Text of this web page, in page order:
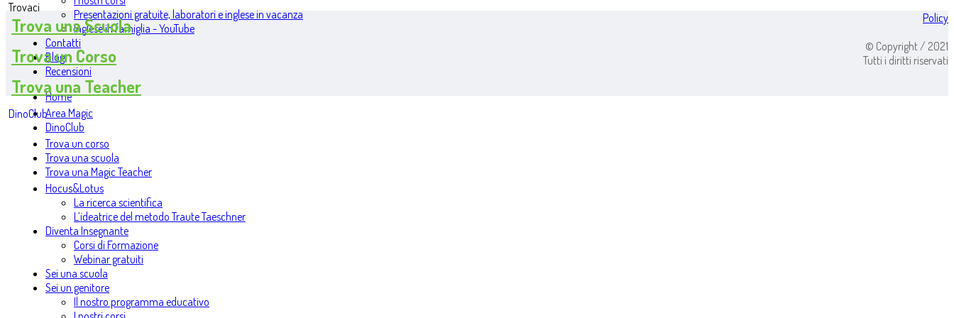
Presentazioni gratuite, laboratori e inglese in vacanza
Inglese in famiglia - YouTube
Contatti
Blog
Recensioni
Home
Area Magic
DinoClub
Trova un corso
Trova una scuola
Trova una Magic Teacher
Hocus&Lotus
La ricerca scientifica
L’ideatrice del metodo Traute Taeschner
Diventa Insegnante
Corsi di Formazione
Webinar gratuiti
Sei una scuola
Sei un genitore
Il nostro programma educativo
Trovaci
Trova una Scuola
Trova un Corso
Trova una Teacher
DinoClub
Policy
© Copyright / 2021
Tutti i diritti riservati